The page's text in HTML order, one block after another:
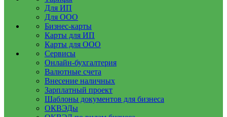
Для ИП
Для ООО
Бизнес-карты
Карты для ИП
Карты для ООО
Сервисы
Онлайн-бухгалтерия
Валютные счета
Внесение наличных
Зарплатный проект
Шаблоны документов для бизнеса
ОКВЭДы